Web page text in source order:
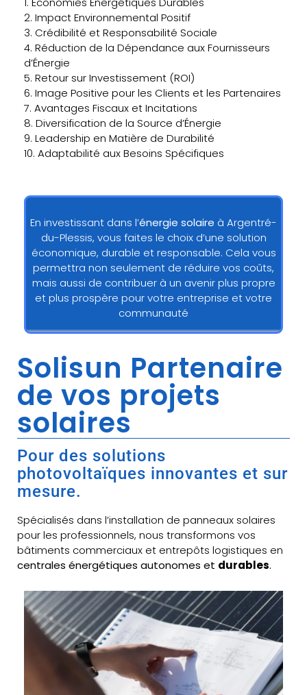
2. Impact Environnemental Positif
3. Crédibilité et Responsabilité Sociale
4. Réduction de la Dépendance aux Fournisseurs
d’Énergie
5. Retour sur Investissement (ROI)
6. Image Positive pour les Clients et les Partenaires
7. Avantages Fiscaux et Incitations
8. Diversification de la Source d’Énergie
9. Leadership en Matière de Durabilité
10. Adaptabilité aux Besoins Spécifiques
En investissant dans l’énergie solaire à Argentré-
du-Plessis, vous faites le choix d’une solution
économique, durable et responsable. Cela vous
permettra non seulement de réduire vos coûts,
mais aussi de contribuer à un avenir plus propre
et plus prospère pour votre entreprise et votre
communauté
Solisun Partenaire
de vos projets
solaires
Pour des solutions
photovoltaïques innovantes et sur
mesure.
Spécialisés dans l’installation de panneaux solaires
pour les professionnels, nous transformons vos
bâtiments commerciaux et entrepôts logistiques en
centrales énergétiques autonomes et durables.